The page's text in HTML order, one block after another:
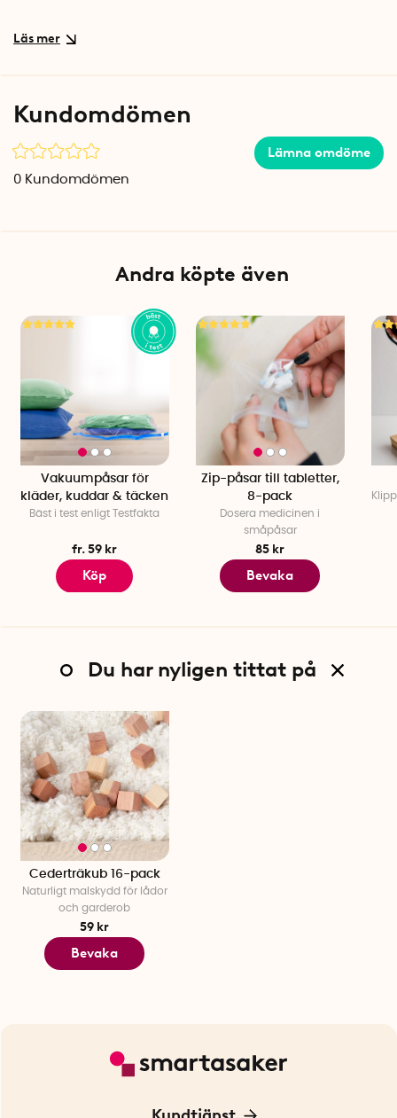
Enkla att använda överallt
När doften avtar kan du slipa lätt på ytan med sandpapper
Mått per kub: 2 x 2 x 2 cm
Kundomdömen
Lämna omdöme
0 Kundomdömen
Andra köpte även
Vakuumpåsar för
kläder, kuddar & täcken
Bäst i test enligt Testfakta
fr. 59 kr
Köp
Zip-påsar till tabletter,
8-pack
Dosera medicinen i
småpåsar
85 kr
Bevaka
Du har nyligen tittat på
Cederträkub 16-pack
Naturligt malskydd för lådor
och garderob
59 kr
Bevaka